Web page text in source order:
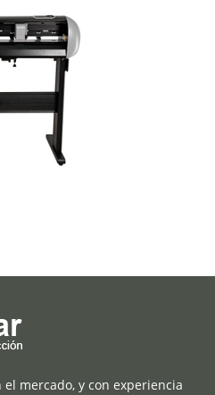
el mercado, y con experiencia